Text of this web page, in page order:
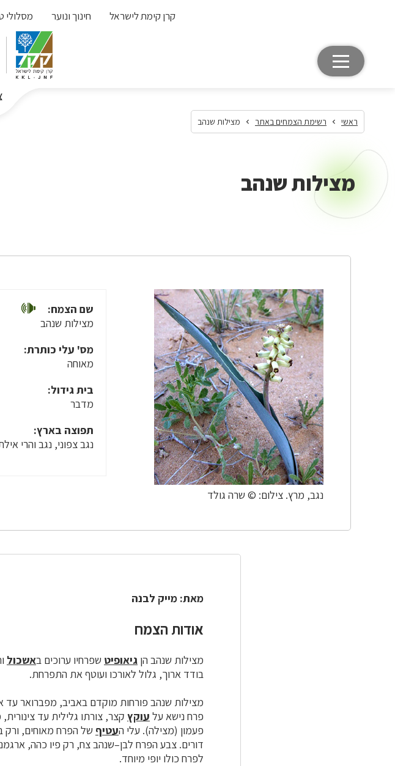
קרן קימת לישראל חינוך ונוער מסלולי
ראשי רשימת הצמחים באתר מצילות שנהב
מצילות שנהב
נגב, מרץ. צילום: © שרה גולד
שם הצמח:
מצילות שנהב
מס' עלי כותרת:
מאוחה
בית גידול:
מדבר
תפוצה בארץ:
נגב צפוני, נגב והרי
מאת: מייק לבנה
אודות הצמח
מצילות שנהב הן גיאופיט שפרחיו ערוכים באשכול
בודד ארוך, גלול לאורכו ועוטף את התפרחת.
מצילות שנהב פורחות מוקדם באביב, מפברואר
פרח נישא על עוקץ קצר, צורתו גלילית עד
פעמון (מצילה). עלי העטיף של הפרח מאוחים, ורק
דורים. צבע הפרח לבן–שנהב צח, רק פיו כהה,
לפרח כולו יופי מיוחד.